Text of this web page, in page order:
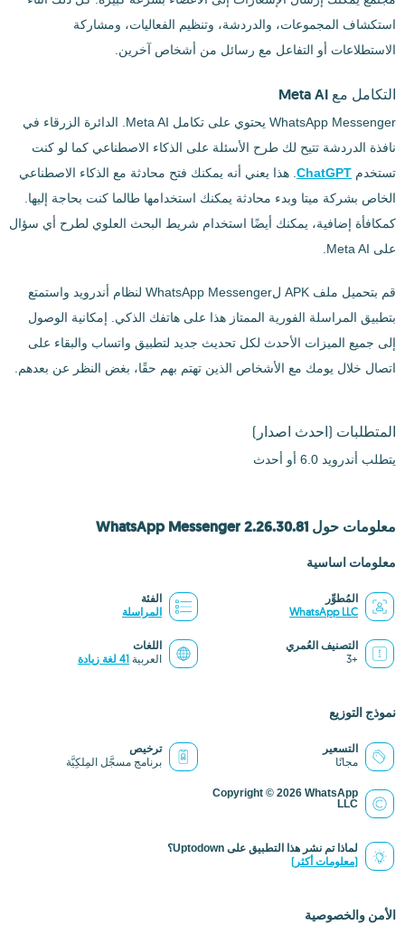
استكشاف المجموعات، والدردشة، وتنظيم الفعاليات، ومشاركة
الاستطلاعات أو التفاعل مع رسائل من أشخاص آخرين.
التكامل مع Meta AI
WhatsApp Messenger يحتوي على تكامل Meta AI. الدائرة الزرقاء في
نافذة الدردشة تتيح لك طرح الأسئلة على الذكاء الاصطناعي كما لو كنت
تستخدم ChatGPT . هذا يعني أنه يمكنك فتح محادثة مع الذكاء الاصطناعي
الخاص بشركة ميتا وبدء محادثة يمكنك استخدامها طالما كنت بحاجة إليها.
كمكافأة إضافية، يمكنك أيضًا استخدام شريط البحث العلوي لطرح أي سؤال
على Meta AI.
قم بتحميل ملف APK لWhatsApp Messenger لنظام أندرويد واستمتع
بتطبيق المراسلة الفورية الممتاز هذا على هاتفك الذكي. إمكانية الوصول
إلى جميع الميزات الأحدث لكل تحديث جديد لتطبيق واتساب والبقاء على
اتصال خلال يومك مع الأشخاص الذين تهتم بهم حقًا، بغض النظر عن بعدهم.
المتطلبات (احدث اصدار)
يتطلب أندرويد 6.0 أو أحدث
معلومات حول WhatsApp Messenger 2.26.30.81
معلومات اساسية
المُطوِّر
WhatsApp LLC
الفئة
المراسلة
التصنيف العُمري
+3
اللغات
العربية 41 لغة زيادة
نموذج التوزيع
التسعير
مجانًا
ترخيص
برنامج مسجَّل المِلكِيَّة
Copyright © 2026 WhatsApp
LLC
لماذا تم نشر هذا التطبيق على Uptodown؟
(معلومات أكثر)
الأمن والخصوصية